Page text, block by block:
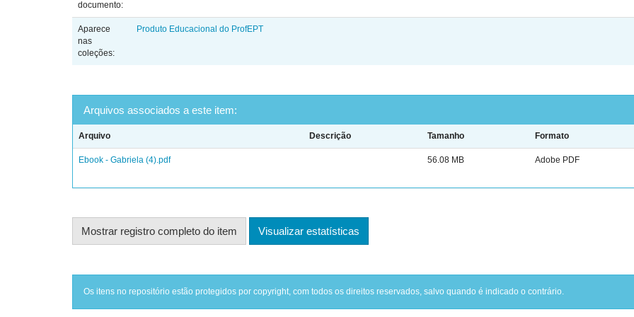
documento:
Aparece
nas
coleções:
Produto Educacional do ProfEPT
Arquivos associados a este item:
Arquivo Descrição Tamanho Formato
Ebook - Gabriela (4).pdf 56.08 MB Adobe PDF
Mostrar registro completo do item Visualizar estatísticas
Os itens no repositório estão protegidos por copyright, com todos os direitos reservados, salvo quando é indicado o contrário.